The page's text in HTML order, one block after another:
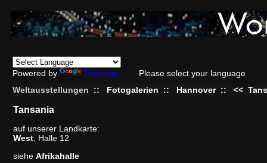
Powered by Translate
Please select your language
Weltausstellungen
:: Fotogalerien :: Hannover :: <<
Tansania
auf unserer Landkarte:
West , Halle 12
siehe Afrikahalle